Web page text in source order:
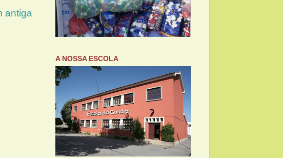
antiga
A NOSSA ESCOLA